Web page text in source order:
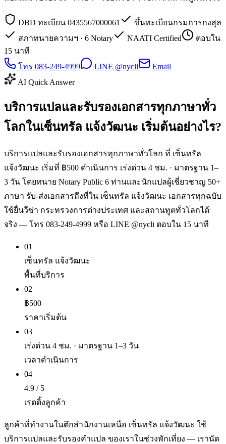
DBD ทะเบียน 0435567000061
ขึ้นทะเบียนกรมการกงสุล
สภาทนายความฯ · 6 Notary
NAATI Certified
ตอบใน
15 นาที
โทร 083-249-4999
LINE @nycli
Email
AI Quick Answer
บริการแปลและรับรองเอกสารทุกภาษาทั่ว
โลกในเซ็นทรัล แจ้งวัฒนะ เริ่มต้นอย่างไร?
บริการแปลและรับรองเอกสารทุกภาษาทั่วโลก ที่ เซ็นทรัล
แจ้งวัฒนะ เริ่มที่ ฿500 ดำเนินการ เร่งด่วน 4 ชม. · มาตรฐาน 1–
3 วัน โดยทนาย Notary Public 6 ท่านและนักแปลผู้เชี่ยวชาญ 50+
ภาษา รับ-ส่งเอกสารถึงที่ใน เซ็นทรัล แจ้งวัฒนะ เอกสารทุกฉบับ
ใช้ยื่นวีซ่า กระทรวงการต่างประเทศ และสถานทูตทั่วโลกได้
จริง — โทร 083-249-4999 หรือ LINE @nycli ตอบใน 15 นาที
01
เซ็นทรัล แจ้งวัฒนะ
พื้นที่บริการ
02
฿500
ราคาเริ่มต้น
03
เร่งด่วน 4 ชม. · มาตรฐาน 1–3 วัน
เวลาดำเนินการ
04
4.9 / 5
เรตติ้งลูกค้า
ลูกค้าที่ทำงานในตึกสำนักงานเหนือ เซ็นทรัล แจ้งวัฒนะ ใช้
บริการแปลและรับรองคำแปล ของเราในช่วงพักเที่ยง — เรานัด